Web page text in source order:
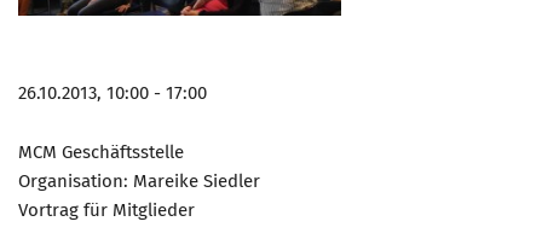
26.10.2013, 10:00 - 17:00
MCM Geschäftsstelle
Organisation: Mareike Siedler
Vortrag für Mitglieder